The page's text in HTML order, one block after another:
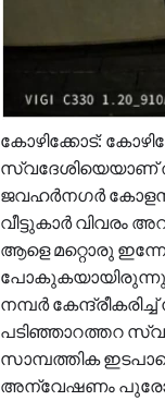
കോഴിക്കോട്:
സ്വദേശിയെയാണ്
ജവഹർനഗർ
വീട്ടുകാർ വിവരം
ആളെ മറ്റൊരു
നമ്പർ
പടിഞ്ഞാറത്തറ
സാമ്പത്തിക
അന്വേഷണം